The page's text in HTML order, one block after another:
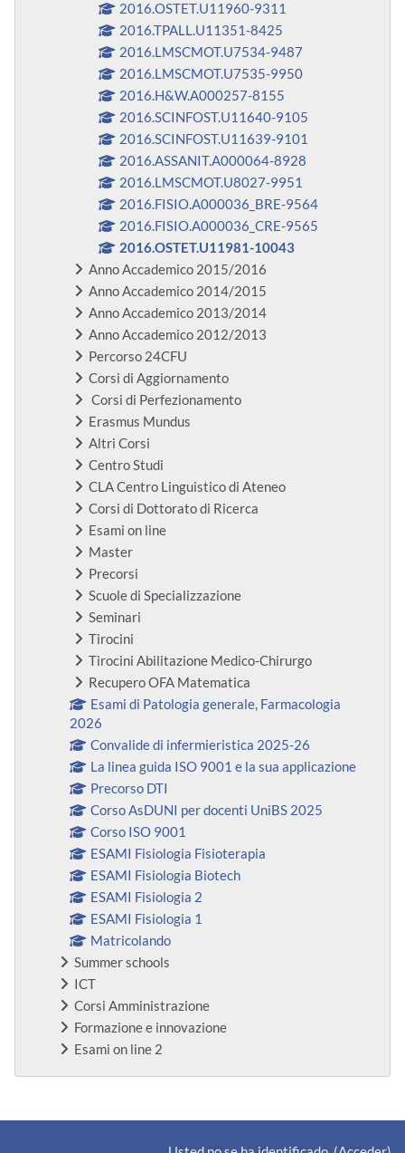
2016.OSTET.U11960-9311
2016.TPALL.U11351-8425
2016.LMSCMOT.U7534-9487
2016.LMSCMOT.U7535-9950
2016.H&W.A000257-8155
2016.SCINFOST.U11640-9105
2016.SCINFOST.U11639-9101
2016.ASSANIT.A000064-8928
2016.LMSCMOT.U8027-9951
2016.FISIO.A000036_BRE-9564
2016.FISIO.A000036_CRE-9565
2016.OSTET.U11981-10043
Anno Accademico 2015/2016
Anno Accademico 2014/2015
Anno Accademico 2013/2014
Anno Accademico 2012/2013
Percorso 24CFU
Corsi di Aggiornamento
Corsi di Perfezionamento
Erasmus Mundus
Altri Corsi
Centro Studi
CLA Centro Linguistico di Ateneo
Corsi di Dottorato di Ricerca
Esami on line
Master
Precorsi
Scuole di Specializzazione
Seminari
Tirocini
Tirocini Abilitazione Medico-Chirurgo
Recupero OFA Matematica
Esami di Patologia generale, Farmacologia
2026
Convalide di infermieristica 2025-26
La linea guida ISO 9001 e la sua applicazione
Precorso DTI
Corso AsDUNI per docenti UniBS 2025
Corso ISO 9001
ESAMI Fisiologia Fisioterapia
ESAMI Fisiologia Biotech
ESAMI Fisiologia 2
ESAMI Fisiologia 1
Matricolando
Summer schools
ICT
Corsi Amministrazione
Formazione e innovazione
Esami on line 2
Bloques suplementarios